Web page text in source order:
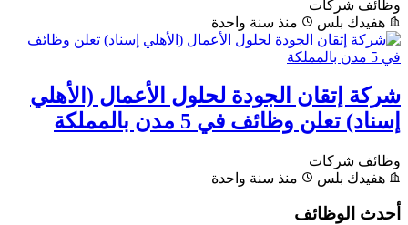
وظائف شركات
هفيدك بلس
منذ سنة واحدة
شركة إتقان الجودة لحلول الأعمال (الأهلي
إسناد) تعلن وظائف في 5 مدن بالمملكة
وظائف شركات
هفيدك بلس
منذ سنة واحدة
أحدث الوظائف